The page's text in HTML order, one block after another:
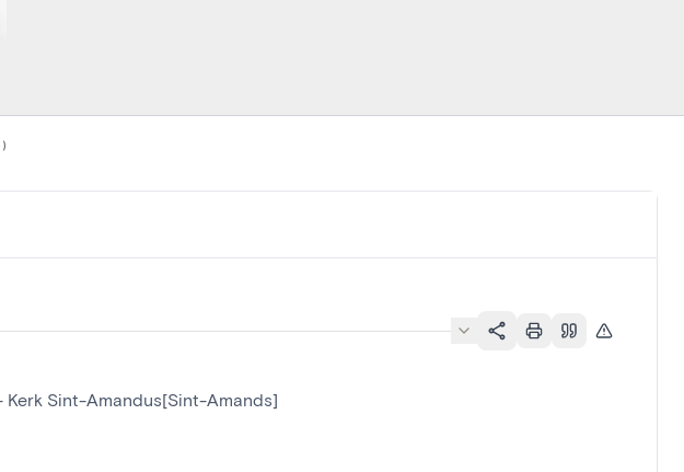
Sint-Amandus[Sint-Amands]